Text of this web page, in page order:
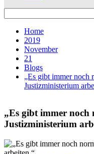
for:
Home
2019
November
21
Blogs
„Es gibt immer noch
Justizministerium
„Es gibt immer noch
Justizministerium